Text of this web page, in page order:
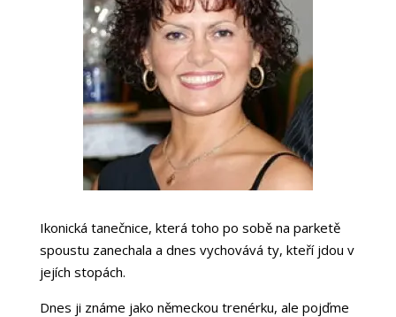
Ikonická tanečnice, která toho po sobě na parketě
spoustu zanechala a dnes vychovává ty, kteří jdou v
jejích stopách.
Dnes ji známe jako německou trenérku, ale pojďme